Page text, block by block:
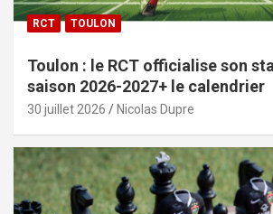
RCT TOULON
Toulon : le RCT officialise son
saison 2026-2027+ le calendrier
30 juillet 2026 Nicolas Dupre